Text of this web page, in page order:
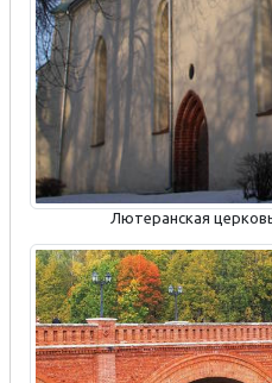
Лютеранская